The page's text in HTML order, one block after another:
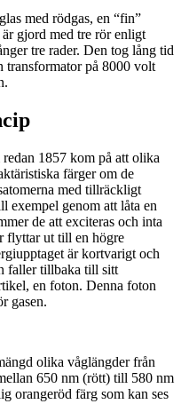
med rödgas, en “fin”
gjord med tre rör enligt
tre rader. Den tog lång tid
transformator på 8000 volt
1857 kom på att olika
färger om de
med tillräckligt
exempel genom att låta en
de att exciteras och inta
flyttar ut till en högre
är kortvarigt och
faller tillbaka till sitt
en foton. Denna foton
gasen.
olika våglängder från
650 nm (rött) till 580 nm
orangeröd färg som kan ses